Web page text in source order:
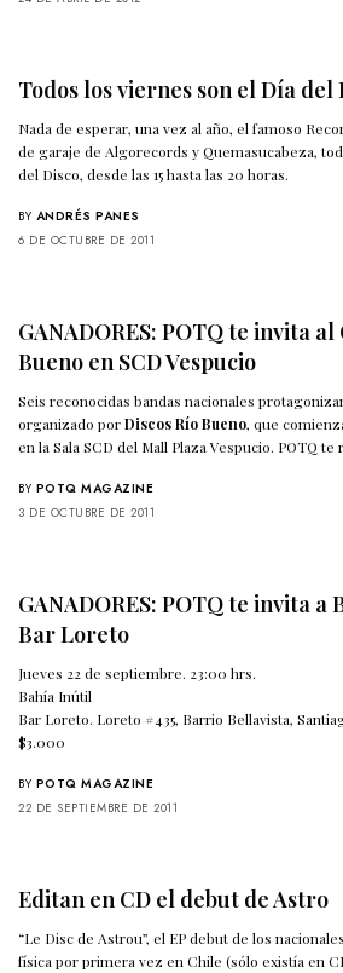
Todos los viernes son el Día del
Nada de esperar, una vez al año, el famoso
de garaje de Algorecords y Quemasucabeza,
del Disco, desde las 15 hasta las 20 horas.
BY ANDRÉS PANES
6 DE OCTUBRE DE 2011
GANADORES: POTQ te invita
Bueno en SCD Vespucio
Seis reconocidas bandas nacionales
organizado porDiscos Río Bueno, que
en la Sala SCD del Mall Plaza Vespucio. POTQ
BY POTQ MAGAZINE
3 DE OCTUBRE DE 2011
GANADORES: POTQ te invita
Bar Loreto
Jueves 22 de septiembre. 23:00 hrs.
Bahía Inútil
Bar Loreto. Loreto #435, Barrio Bellavista,
$3.000
BY POTQ MAGAZINE
22 DE SEPTIEMBRE DE 2011
Editan en CD el debut de Astro
“Le Disc de Astrou”, el EP debut de los
física por primera vez en Chile (sólo existía en